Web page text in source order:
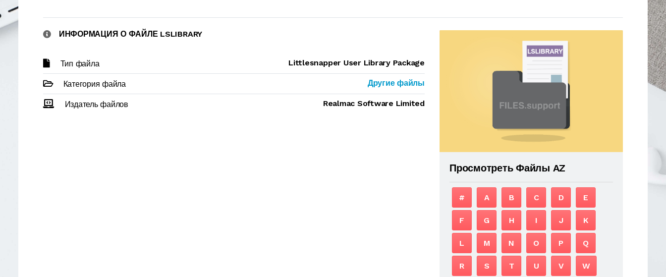
ИНФОРМАЦИЯ О ФАЙЛЕ LSLIBRARY
Тип файла Littlesnapper User Library Package
Категория файла Другие файлы
Издатель файлов Realmac Software Limited
Просмотреть Файлы AZ
# A B C D E
F G H I J K
L M N O P Q
R S T U V W